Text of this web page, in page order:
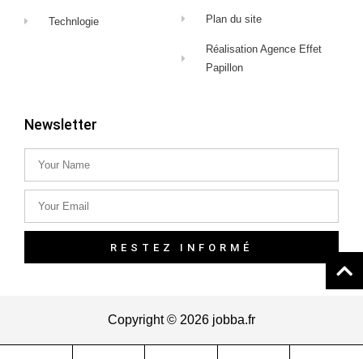
Technlogie Plan du site
Réalisation Agence Effet
Papillon
Newsletter
RESTEZ INFORMÉ
Copyright © 2026 jobba.fr